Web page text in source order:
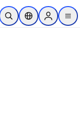
au contenu principal
Ouvrir la recherche
Sélecteur de
Sign in to
menu